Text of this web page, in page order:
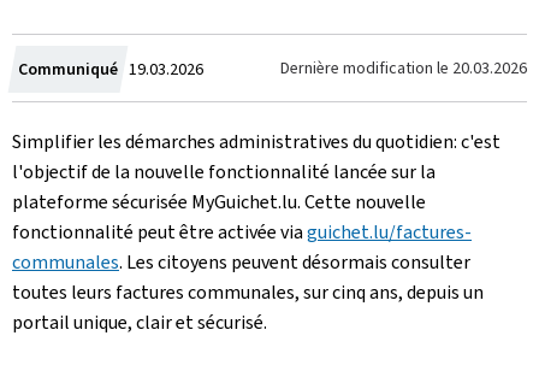
Communiqué Crée
le
19.03.2026 Dernière modification le 20.03.2026
Simplifier les démarches administratives du quotidien: c'est
l'objectif de la nouvelle fonctionnalité lancée sur la
plateforme sécurisée MyGuichet.lu. Cette nouvelle
fonctionnalité peut être activée viaguichet.lu/factures-
communales. Les citoyens peuvent désormais consulter
toutes leurs factures communales, sur cinq ans, depuis un
portail unique, clair et sécurisé.